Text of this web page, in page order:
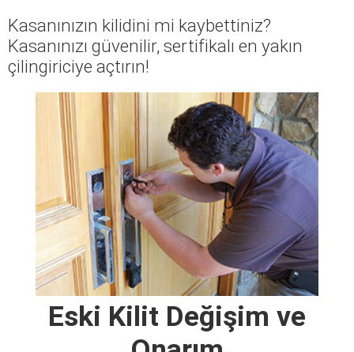
Kasanınızın kilidini mi kaybettiniz?
Kasanınızı güvenilir, sertifikalı en yakın
çilingiriciye açtırın!
Eski Kilit Değişim ve